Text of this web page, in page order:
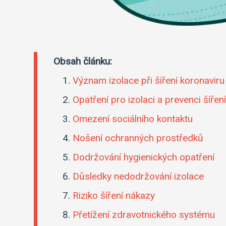
Obsah článku:
Význam izolace při šíření koronaviru
Opatření pro izolaci a prevenci šíření
Omezení sociálního kontaktu
Nošení ochranných prostředků
Dodržování hygienických opatření
Důsledky nedodržování izolace
Riziko šíření nákazy
Přetížení zdravotnického systému